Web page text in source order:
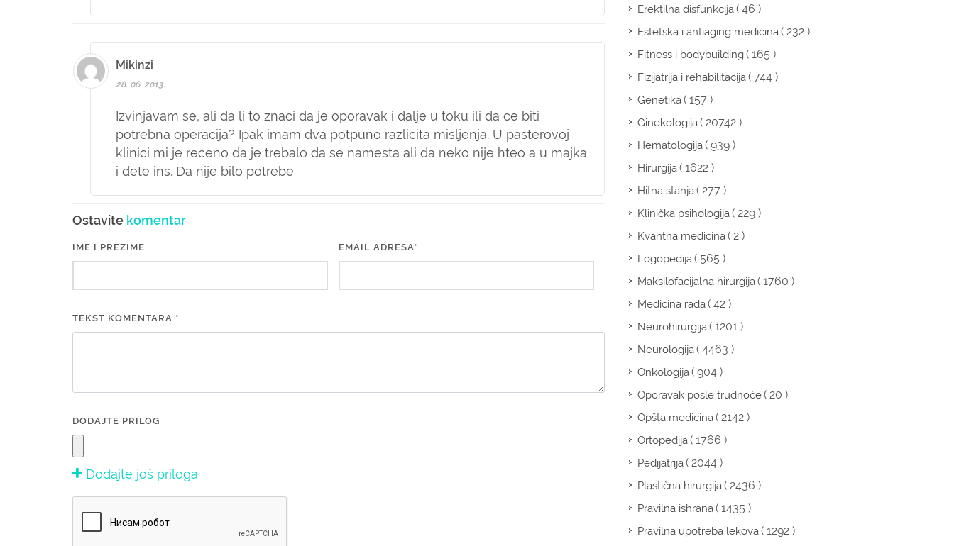
Mikinzi
28. 06. 2013.
Izvinjavam se, ali da li to znaci da je oporavak i dalje u toku ili da ce biti
potrebna operacija? Ipak imam dva potpuno razlicita misljenja. U pasterovoj
klinici mi je receno da je trebalo da se namesta ali da neko nije hteo a u majka
i dete ins. Da nije bilo potrebe
Ostavite komentar
IME I PREZIME EMAIL ADRESA*
TEKST KOMENTARA *
DODAJTE PRILOG
Dodajte još priloga
Erektilna disfunkcija( 46 )
Estetska i antiaging medicina( 232 )
Fitness i bodybuilding( 165 )
Fizijatrija i rehabilitacija( 744 )
Genetika( 157 )
Ginekologija( 20742 )
Hematologija( 939 )
Hirurgija( 1622 )
Hitna stanja( 277 )
Klinička psihologija( 229 )
Kvantna medicina( 2 )
Logopedija( 565 )
Maksilofacijalna hirurgija( 1760 )
Medicina rada( 42 )
Neurohirurgija( 1201 )
Neurologija( 4463 )
Onkologija( 904 )
Oporavak posle trudnoće( 20 )
Opšta medicina( 2142 )
Ortopedija( 1766 )
Pedijatrija( 2044 )
Plastična hirurgija( 2436 )
Pravilna ishrana( 1435 )
Pravilna upotreba lekova( 1292 )